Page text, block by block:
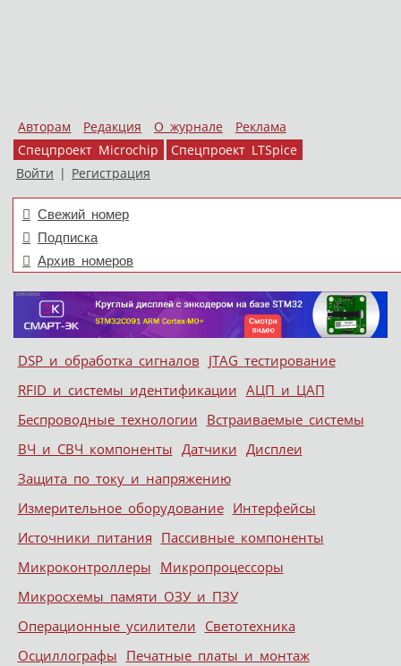
Авторам Редакция О журнале
Реклама
Спецпроект Microchip
Спецпроект LTSpice
Войти | Регистрация
Свежий номер
Подписка
Архив номеров
Меню
Skip to content
DSP и обработка сигналов JTAG тестирование
RFID и системы идентификации АЦП и ЦАП
Беспроводные технологии Встраиваемые системы
ВЧ и СВЧ компоненты Датчики Дисплеи
Защита по току и напряжению
Измерительное оборудование Интерфейсы
Источники питания Пассивные компоненты
Микроконтроллеры Микропроцессоры
Микросхемы памяти ОЗУ и ПЗУ
Операционные усилители Светотехника
Осциллографы Печатные платы и монтаж